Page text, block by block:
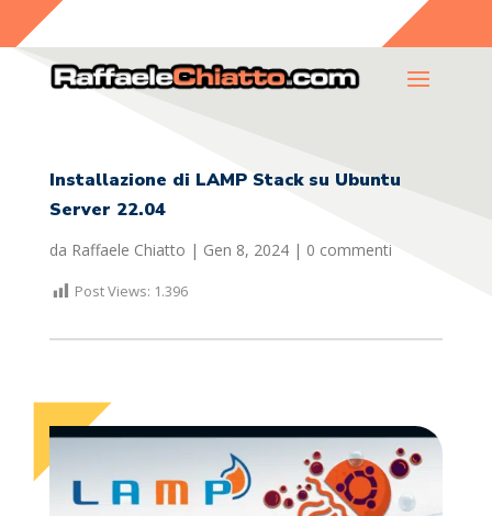
Installazione di LAMP Stack su Ubuntu
Server 22.04
da Raffaele Chiatto | Gen 8, 2024| 0 commenti
Post Views: 1.396